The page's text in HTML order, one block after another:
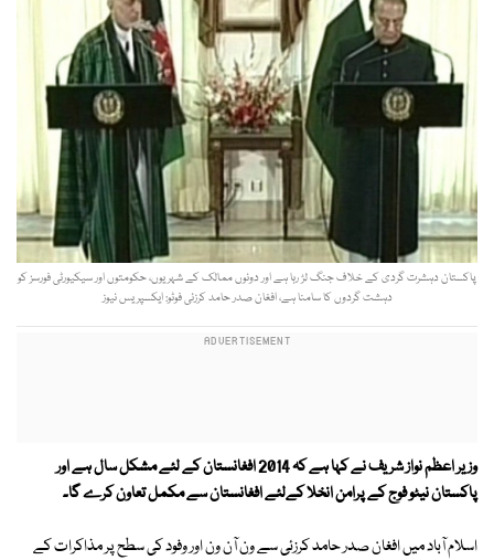
پاکستان دہشرت گردی کے خلاف جنگ لڑ رہا ہے اور دونوں ممالک کے شہریوں، حکومتوں اور سیکیورٹی فورسز کو
دہشت گردوں کا سامنا ہے، افغان صدر حامد کرزئی فوٹو: ایکسپریس نیوز
وزیر اعظم نواز شریف نے کہا ہے کہ 2014 افغانستان کے لئے مشکل سال ہے اور
پاکستان نیٹو فوج کے پرامن انخلا کےلئے افغانستان سے مکمل تعاون کرے گا۔
اسلام آباد میں افغان صدر حامد کرزئی سے ون آن ون اور وفود کی سطح پر مذاکرات کے